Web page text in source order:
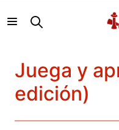
Juega y
edición)